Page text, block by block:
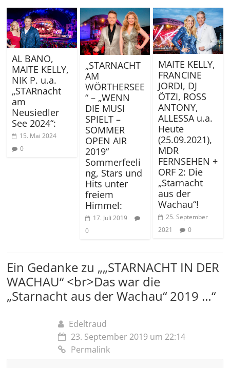
AL BANO,
MAITE KELLY,
NIK P. u.a.
„STARnacht
am
Neusiedler
See 2024“:
15. Mai 2024
0
„STARNACHT
AM
WÖRTHERSEE
“ – „WENN
DIE MUSI
SPIELT –
SOMMER
OPEN AIR
2019“
Sommerfeeli
ng, Stars und
Hits unter
freiem
Himmel:
17. Juli 2019
0
MAITE KELLY,
FRANCINE
JORDI, DJ
ÖTZI, ROSS
ANTONY,
ALLESSA u.a.
Heute
(25.09.2021),
MDR
FERNSEHEN +
ORF 2: Die
„Starnacht
aus der
Wachau“!
25. September
2021
0
Ein Gedanke zu „„STARNACHT IN DER
WACHAU“ <br>Das war die
„Starnacht aus der Wachau“ 2019 …“
Edeltraud
23. September 2019 um 22:14
Permalink